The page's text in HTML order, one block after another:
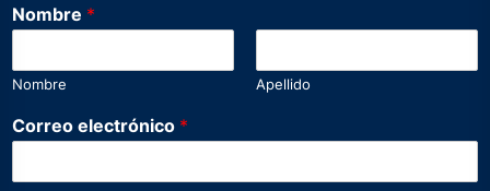
Nombre *
Nombre Apellido
Correo electrónico *